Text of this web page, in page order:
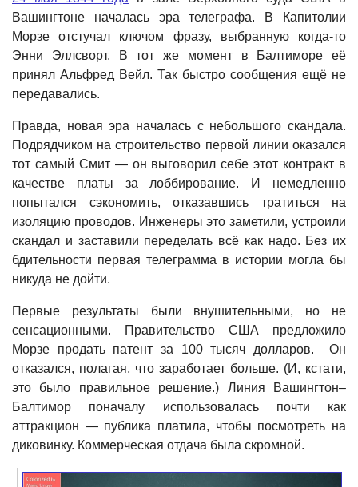
Вашингтоне началась эра телеграфа. В Капитолии
Морзе отстучал ключом фразу, выбранную когда-то
Энни Эллсворт. В тот же момент в Балтиморе её
принял Альфред Вейл. Так быстро сообщения ещё не
передавались.
Правда, новая эра началась с небольшого скандала.
Подрядчиком на строительство первой линии оказался
тот самый Смит — он выговорил себе этот контракт в
качестве платы за лоббирование. И немедленно
попытался сэкономить, отказавшись тратиться на
изоляцию проводов. Инженеры это заметили, устроили
скандал и заставили переделать всё как надо. Без их
бдительности первая телеграмма в истории могла бы
никуда не дойти.
Первые результаты были внушительными, но не
сенсационными. Правительство США предложило
Морзе продать патент за 100 тысяч долларов. Он
отказался, полагая, что заработает больше. (И, кстати,
это было правильное решение.) Линия Вашингтон–
Балтимор поначалу использовалась почти как
аттракцион — публика платила, чтобы посмотреть на
диковинку. Коммерческая отдача была скромной.